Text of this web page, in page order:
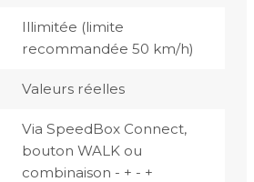
Illimitée (limite
recommandée 50 km/h)
Valeurs réelles
Via SpeedBox Connect,
bouton WALK ou
combinaison - + - +